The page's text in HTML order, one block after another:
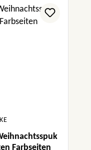
Farbseiten